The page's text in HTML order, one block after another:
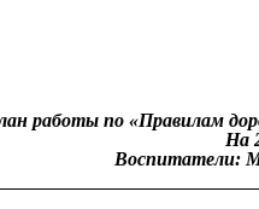
работы по «Правилам
На
Воспитатели: